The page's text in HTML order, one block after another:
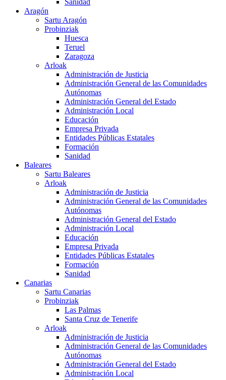
Sanidad
Aragón
Sartu Aragón
Probinziak
Huesca
Teruel
Zaragoza
Arloak
Administración de Justicia
Administración General de las Comunidades
Autónomas
Administración General del Estado
Administración Local
Educación
Empresa Privada
Entidades Públicas Estatales
Formación
Sanidad
Baleares
Sartu Baleares
Arloak
Administración de Justicia
Administración General de las Comunidades
Autónomas
Administración General del Estado
Administración Local
Educación
Empresa Privada
Entidades Públicas Estatales
Formación
Sanidad
Canarias
Sartu Canarias
Probinziak
Las Palmas
Santa Cruz de Tenerife
Arloak
Administración de Justicia
Administración General de las Comunidades
Autónomas
Administración General del Estado
Administración Local